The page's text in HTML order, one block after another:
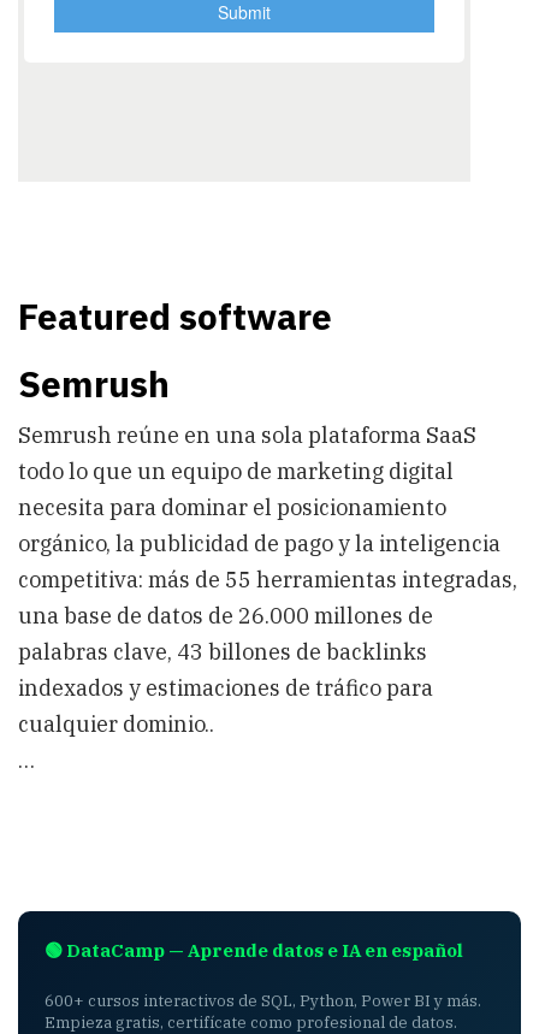
Featured software
Semrush
Semrush reúne en una sola plataforma SaaS
todo lo que un equipo de marketing digital
necesita para dominar el posicionamiento
orgánico, la publicidad de pago y la inteligencia
competitiva: más de 55 herramientas integradas,
una base de datos de 26.000 millones de
palabras clave, 43 billones de backlinks
indexados y estimaciones de tráfico para
cualquier dominio..
…
🟢 DataCamp — Aprende datos e IA en español
600+ cursos interactivos de SQL, Python, Power BI y más.
Empieza gratis, certifícate como profesional de datos.